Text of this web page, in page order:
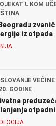
U KOM
iz otpada
GODINE